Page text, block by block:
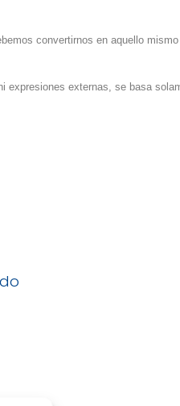
convertirnos en aquello
expresiones externas, se basa